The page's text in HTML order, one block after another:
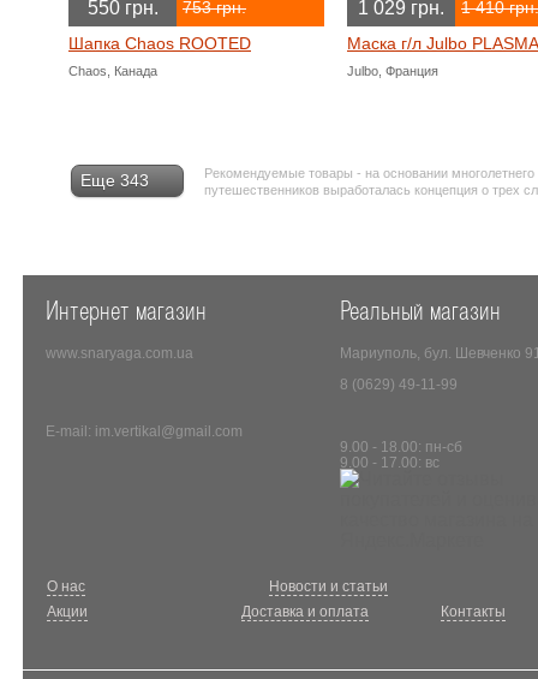
550 грн. 753 грн.
Шапка Chaos ROOTED
Chaos, Канада
1 029 грн. 1 410 грн.
Маска г/л Julbo PLASMA
Julbo, Франция
Еще 343
Рекомендуемые товары - на основании многолетнего
путешественников выработалась концепция о трех
Интернет магазин
www.snaryaga.com.ua
E-mail: im.vertikal@gmail.com
Реальный магазин
Мариуполь, бул. Шевченко
8 (0629) 49-11-99
9.00 - 18.00: пн-сб
9.00 - 17.00: вс
О нас
Новости и статьи
Акции
Доставка и оплата Контакты